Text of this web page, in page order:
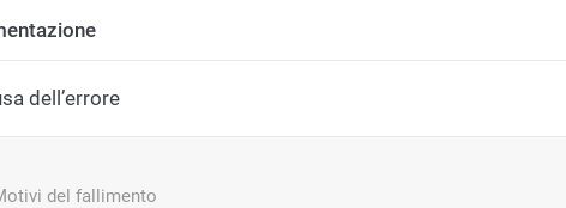
dell’errore
del fallimento